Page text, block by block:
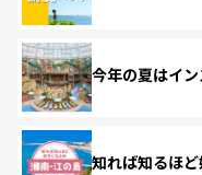
今年の夏はイン
知れば知るほ